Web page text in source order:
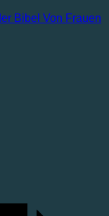
Von Frauen